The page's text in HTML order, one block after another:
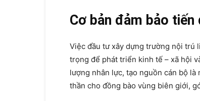
Cơ bản đảm bảo tiến
Việc đầu tư xây dựng trường nội trú
trọng để phát triển kinh tế – xã hội
lượng nhân lực, tạo nguồn cán bộ
thần cho đồng bào vùng biên giới,